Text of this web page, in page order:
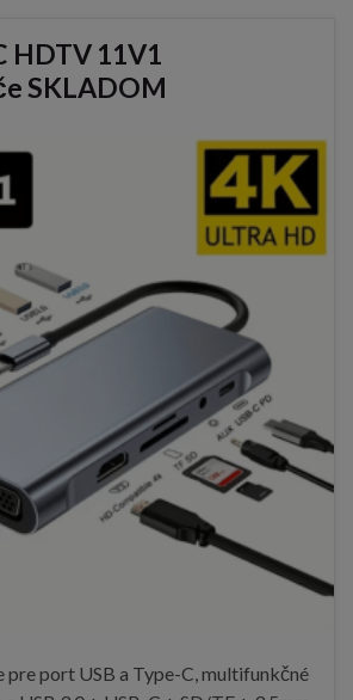
HDTV 11V1
SKLADOM
pre port USB a Type-C, multifunkčné